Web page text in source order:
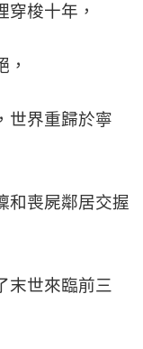
梭十年，
世界重歸於寧
和喪屍鄰居交握
末世來臨前三